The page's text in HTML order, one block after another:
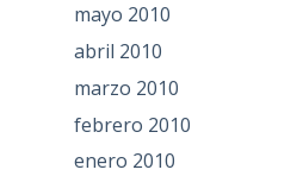
mayo 2010
abril 2010
marzo 2010
febrero 2010
enero 2010